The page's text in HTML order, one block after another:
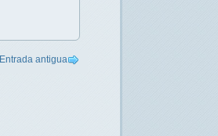
Entrada antigua